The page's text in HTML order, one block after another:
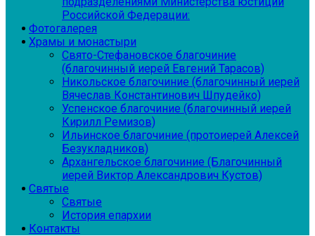
Российской Федерации:
Фотогалерея
Храмы и монастыри
Свято-Стефановское благочиние
(благочинный иерей Евгений Тарасов)
Никольское благочиние (благочинный иерей
Вячеслав Константинович Шпудейко)
Успенское благочиние (благочинный иерей
Кирилл Ремизов)
Ильинское благочиние (протоиерей Алексей
Безукладников)
Архангельское благочиние (Благочинный
иерей Виктор Александрович Кустов)
Святые
Святые
История епархии
Контакты